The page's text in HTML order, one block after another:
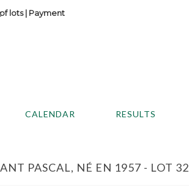
lots| Payment
CALENDAR RESULTS
PASCAL, NÉ EN 1957 - LOT 32